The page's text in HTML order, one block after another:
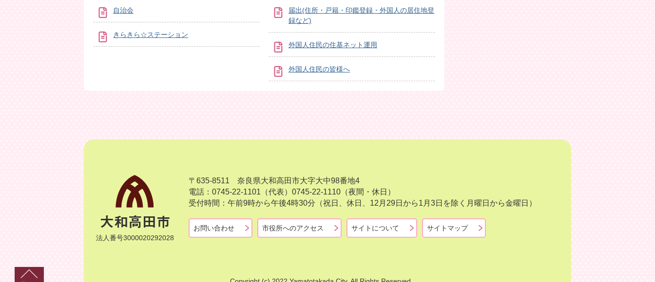
自治会
きらきら☆ステーション
届出(住所・戸籍・印鑑登録・外国人の居住地登
録など)
外国人住民の住基ネット運用
外国人住民の皆様へ
法人番号3000020292028
〒635-8511 奈良県大和高田市大字大中98番地4
電話：0745-22-1101（代表） 0745-22-1110（夜間・休日）
受付時間：午前9時から午後4時30分（祝日、休日、12月29日から1月3日を除く月曜日から金曜日）
お問い合わせ 市役所へのアクセス サイトについて サイトマップ